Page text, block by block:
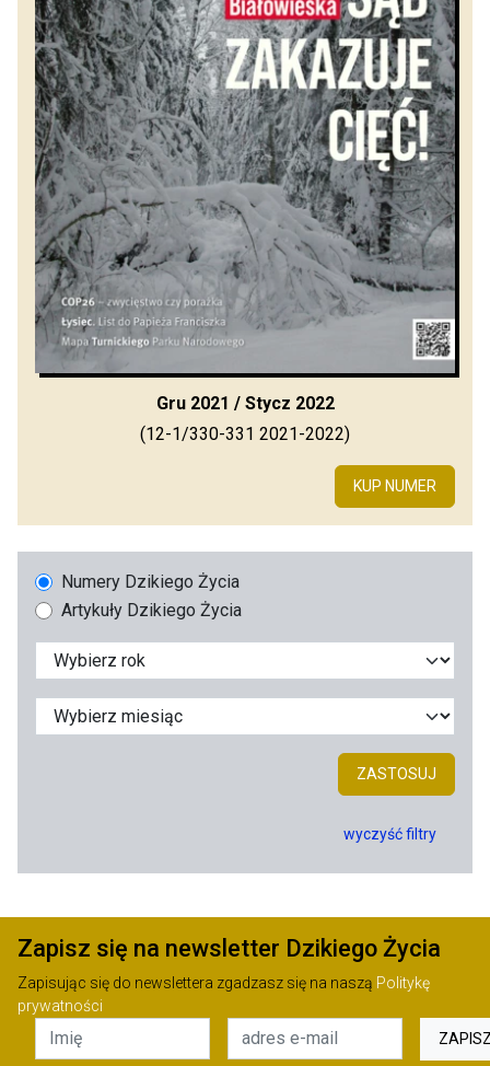
Gru 2021 / Stycz 2022
(12-1/330-331 2021-2022)
KUP NUMER
Numery Dzikiego Życia
Artykuły Dzikiego Życia
ZASTOSUJ
wyczyść filtry
Zapisz się na newsletter Dzikiego Życia
Zapisując się do newslettera zgadzasz się na naszą Politykę
prywatności